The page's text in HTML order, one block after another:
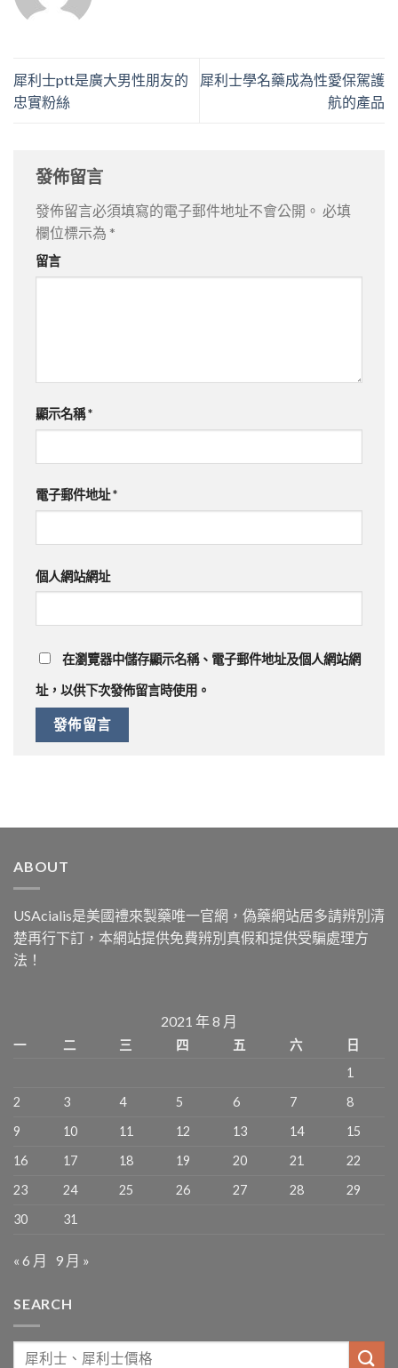
犀利士ptt是廣大男性朋友的
忠實粉絲
犀利士學名藥成為性愛保駕護
航的產品
發佈留言
發佈留言必須填寫的電子郵件地址不會公開。 必填
欄位標示為 *
留言
顯示名稱*
電子郵件地址*
個人網站網址
在瀏覽器中儲存顯示名稱、電子郵件地址及個人網站網
址，以供下次發佈留言時使用。
ABOUT
USAcialis是美國禮來製藥唯一官網，偽藥網站居多請辨別清
楚再行下訂，本網站提供免費辨別真假和提供受騙處理方
法！
2021 年 8 月
一 二 三 四 五 六
日
1
2
3 4 5 6 7
8
9
10 11 12 13 14
15
16
17 18 19 20 21
22
23
24 25 26 27 28
29
30
31
« 6 月 9 月 »
SEARCH